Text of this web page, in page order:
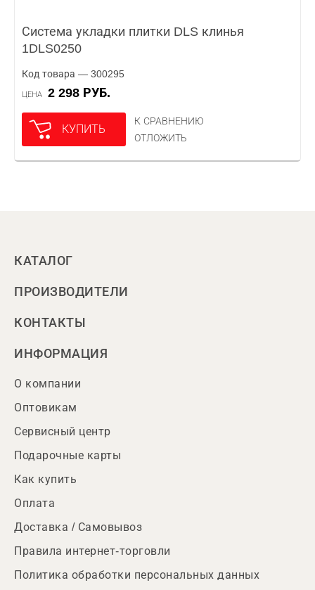
Система укладки плитки DLS клинья
1DLS0250
Код товара — 300295
ЦЕНА 2 298 РУБ.
КУПИТЬ
К СРАВНЕНИЮ
ОТЛОЖИТЬ
КАТАЛОГ
ПРОИЗВОДИТЕЛИ
КОНТАКТЫ
ИНФОРМАЦИЯ
О компании
Оптовикам
Сервисный центр
Подарочные карты
Как купить
Оплата
Доставка / Самовывоз
Правила интернет-торговли
Политика обработки персональных данных